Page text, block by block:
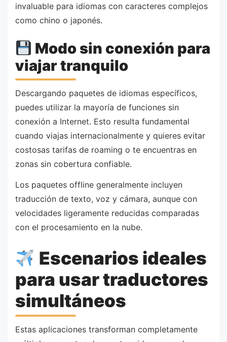
invaluable para idiomas con caracteres complejos
como chino o japonés.
Modo sin conexión para
viajar tranquilo
Descargando paquetes de idiomas específicos,
puedes utilizar la mayoría de funciones sin
conexión a Internet. Esto resulta fundamental
cuando viajas internacionalmente y quieres evitar
costosas tarifas de roaming o te encuentras en
zonas sin cobertura confiable.
Los paquetes offline generalmente incluyen
traducción de texto, voz y cámara, aunque con
velocidades ligeramente reducidas comparadas
con el procesamiento en la nube.
Escenarios ideales
para usar traductores
simultáneos
Estas aplicaciones transforman completamente